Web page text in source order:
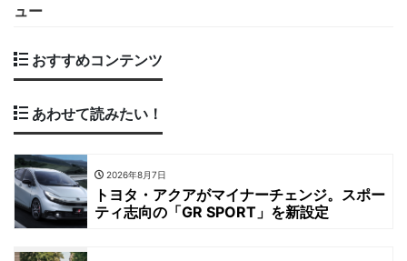
ュー
おすすめコンテンツ
あわせて読みたい！
2026年8月7日
トヨタ・アクアがマイナーチェンジ。スポー
ティ志向の「GR SPORT」を新設定